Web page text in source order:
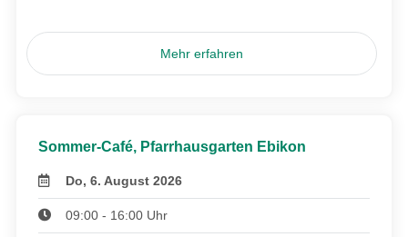
Mehr erfahren
Sommer-Café, Pfarrhausgarten Ebikon
Do, 6. August 2026
09:00 - 16:00 Uhr